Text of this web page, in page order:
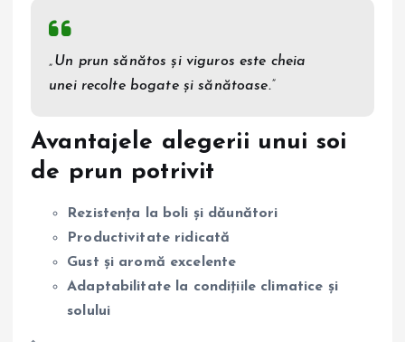
„Un prun sănătos și viguros este cheia
unei recolte bogate și sănătoase.”
Avantajele alegerii unui soi
de prun potrivit
Rezistența la boli și dăunători
Productivitate ridicată
Gust și aromă excelente
Adaptabilitate la condițiile climatice și
solului